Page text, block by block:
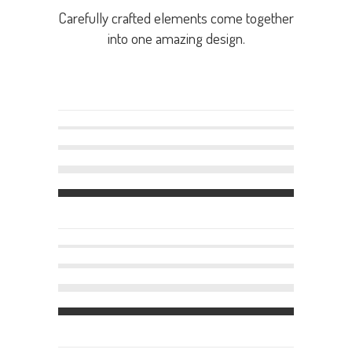
Carefully crafted elements come together
into one amazing design.